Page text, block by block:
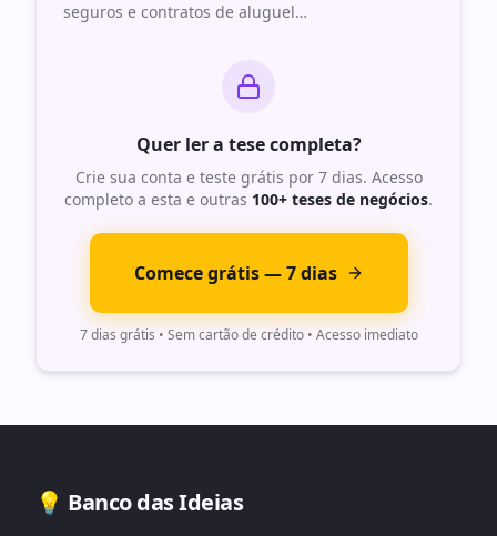
seguros e contratos de aluguel…
Quer ler a tese completa?
Crie sua conta e teste grátis por 7 dias. Acesso
completo a esta e outras 100+ teses de negócios.
Comece grátis — 7 dias
7 dias grátis • Sem cartão de crédito • Acesso imediato
💡 Banco das Ideias